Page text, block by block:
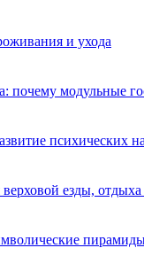
и ухода
почему модульные
психических
езды, отдыха